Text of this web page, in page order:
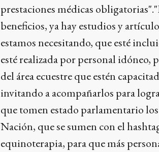
prestaciones médicas
beneficios, ya hay estudios y
estamos necesitando, que esté
esté realizada por personal idóneo,
del área ecuestre que estén
invitando a acompañarlos para
que tomen estado parlamentario
Nación, que se sumen con el
equinoterapia, para que más